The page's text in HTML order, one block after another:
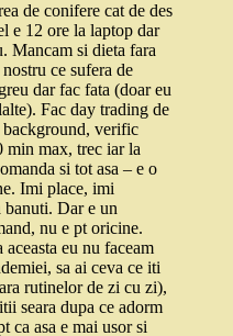
de conifere cat de des
e 12 ore la laptop dar
Mancam si dieta fara
ce sufera de
dar fac fata (doar eu
Fac day trading de
verific
min max, trec iar la
si tot asa – e o
Imi place, imi
banuti. Dar e un
nu e pt oricine.
eu nu faceam
sa ai ceva ce iti
rutinelor de zi cu zi),
seara dupa ce adorm
ca asa e mai usor si